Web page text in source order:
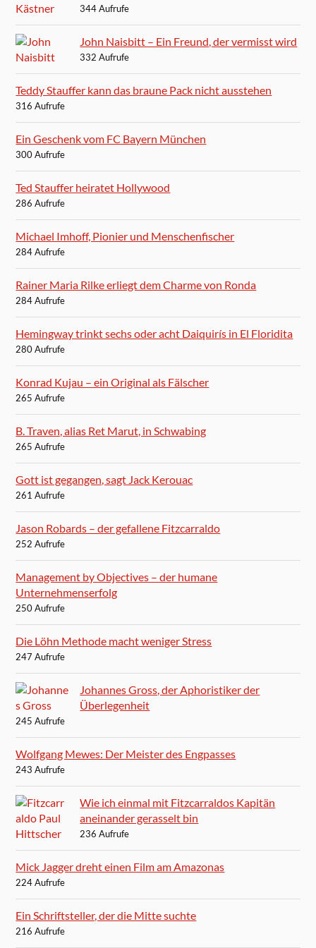
344 Aufrufe
John Naisbitt – Ein Freund, der vermisst wird
332 Aufrufe
Teddy Stauffer kann das braune Pack nicht ausstehen
316 Aufrufe
Ein Geschenk vom FC Bayern München
300 Aufrufe
Ted Stauffer heiratet Hollywood
286 Aufrufe
Michael Imhoff, Pionier und Menschenfischer
284 Aufrufe
Rainer Maria Rilke erliegt dem Charme von Ronda
284 Aufrufe
Hemingway trinkt sechs oder acht Daiquirís in El Floridita
280 Aufrufe
Konrad Kujau – ein Original als Fälscher
265 Aufrufe
B. Traven, alias Ret Marut, in Schwabing
265 Aufrufe
Gott ist gegangen, sagt Jack Kerouac
261 Aufrufe
Jason Robards – der gefallene Fitzcarraldo
252 Aufrufe
Management by Objectives – der humane
Unternehmenserfolg
250 Aufrufe
Die Löhn Methode macht weniger Stress
247 Aufrufe
Johannes Gross, der Aphoristiker der
Überlegenheit
245 Aufrufe
Wolfgang Mewes: Der Meister des Engpasses
243 Aufrufe
Wie ich einmal mit Fitzcarraldos Kapitän
aneinander gerasselt bin
236 Aufrufe
Mick Jagger dreht einen Film am Amazonas
224 Aufrufe
Ein Schriftsteller, der die Mitte suchte
216 Aufrufe